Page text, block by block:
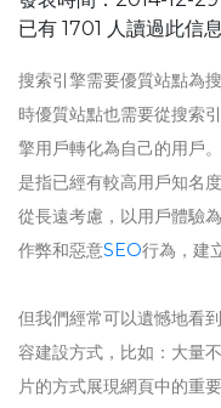
已有 1701 人讀過此信息
搜索引擎需要優質站點為
時優質站點也需要從搜索
擎用戶轉化為自己的用戶
是指已經有較高用戶知名
從長遠考慮，以用戶體驗
作弊和惡意SEO行為，建
但我們經常可以遺憾地看
容建設方式，比如：大量
片的方式展現網頁中的重